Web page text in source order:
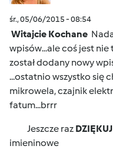
śr., 05/06/2015 - 08:54
Witajcie Kochane
wpisów...ale coś jest
został dodany nowy
...ostatnio wszystko się
mikrowela, czajnik
fatum...brrr
Jeszcze raz
imieninowe